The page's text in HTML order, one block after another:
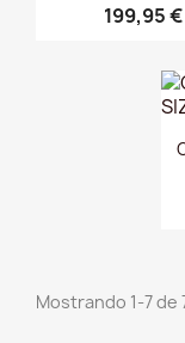
199,95 €
Mostrando 1-7 de